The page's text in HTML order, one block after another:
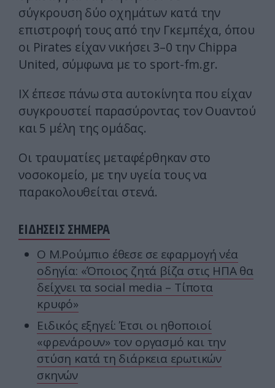
σύγκρουση δύο οχημάτων κατά την
επιστροφή τους από την Γκεμπέχα, όπου
οι Pirates είχαν νικήσει 3–0 την Chippa
United, σύμφωνα με το sport-fm.gr.
IX έπεσε πάνω στα αυτοκίνητα που είχαν
συγκρουστεί παρασύροντας τον Ουαντού
και 5 μέλη της ομάδας.
Οι τραυματίες μεταφέρθηκαν στο
νοσοκομείο, με την υγεία τους να
παρακολουθείται στενά.
ΕΙΔΗΣΕΙΣ ΣΗΜΕΡΑ
Ο Μ.Ρούμπιο έθεσε σε εφαρμογή νέα
οδηγία: «Όποιος ζητά βίζα στις ΗΠΑ θα
δείχνει τα social media – Τίποτα
κρυφό»
Ειδικός εξηγεί: Έτσι οι ηθοποιοί
«φρενάρουν» τον οργασμό και την
στύση κατά τη διάρκεια ερωτικών
σκηνών